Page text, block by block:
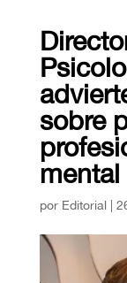
sobre
mental
por Editorial|